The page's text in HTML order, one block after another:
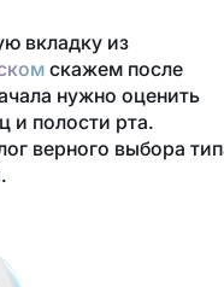
вкладку из
скажем после
нужно оценить
и полости рта.
верного выбора